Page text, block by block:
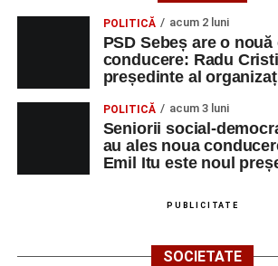
POLITICĂ acum 2 luni
PSD Sebeș are o
conducere: Radu
președinte al
POLITICĂ acum 3 luni
Seniorii social-
au ales noua
Emil Itu este noul
PUBLICITATE
SOCIETATE